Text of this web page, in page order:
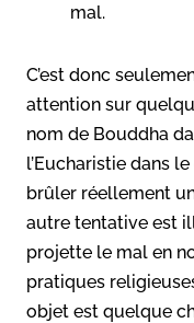
mal.
C’est donc
attention sur
nom de Bouddha
l’Eucharistie dans
brûler réellement
autre tentative est
projette le mal en
pratiques
objet est quelque